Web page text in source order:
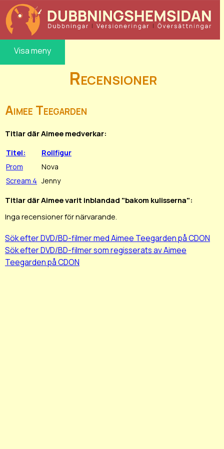
Visa meny
Recensioner
Aimee Teegarden
Titlar där Aimee medverkar:
Titel:
Rollfigur
Prom
Nova
Scream 4 Jenny
Titlar där Aimee varit inblandad "bakom kulisserna":
Inga recensioner för närvarande.
Sök efter DVD/BD-filmer med Aimee Teegarden på CDON
Sök efter DVD/BD-filmer som regisserats av Aimee
Teegarden på CDON